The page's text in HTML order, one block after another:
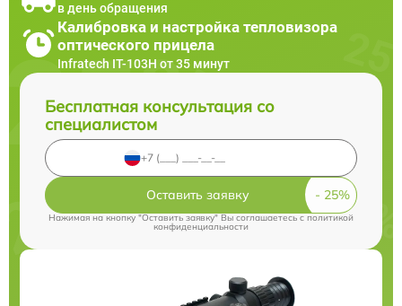
в день обращения
Калибровка и настройка тепловизора
оптического прицела
Infratech IT-103Н от 35 минут
Бесплатная консультация со
специалистом
Оставить заявку
Нажимая на кнопку "Оставить заявку" Вы соглашаетесь cполитикой
конфиденциальности